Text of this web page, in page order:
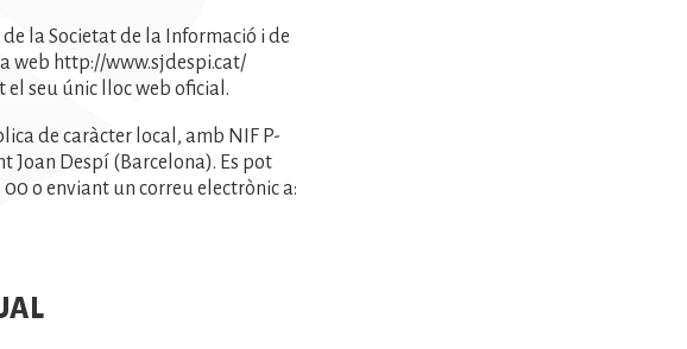
la Societat de la Informació i de
web http://www.sjdespi.cat/
el seu únic lloc web oficial.
de caràcter local, amb NIF P-
Joan Despí (Barcelona). Es pot
o enviant un correu electrònic a: